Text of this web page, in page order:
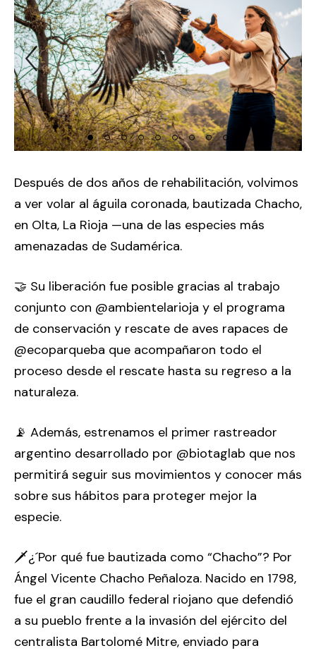
Previous Slide
Después de dos años de rehabilitación, volvimos
a ver volar al águila coronada, bautizada Chacho,
en Olta, La Rioja —una de las especies más
amenazadas de Sudamérica.
🤝 Su liberación fue posible gracias al trabajo
conjunto con @ambientelarioja y el programa
de conservación y rescate de aves rapaces de
@ecoparqueba que acompañaron todo el
proceso desde el rescate hasta su regreso a la
naturaleza.
📡 Además, estrenamos el primer rastreador
argentino desarrollado por @biotaglab que nos
permitirá seguir sus movimientos y conocer más
sobre sus hábitos para proteger mejor la
especie.
🗡️¿´Por qué fue bautizada como “Chacho”? Por
Ángel Vicente Chacho Peñaloza. Nacido en 1798,
fue el gran caudillo federal riojano que defendió
a su pueblo frente a la invasión del ejército del
centralista Bartolomé Mitre, enviado para